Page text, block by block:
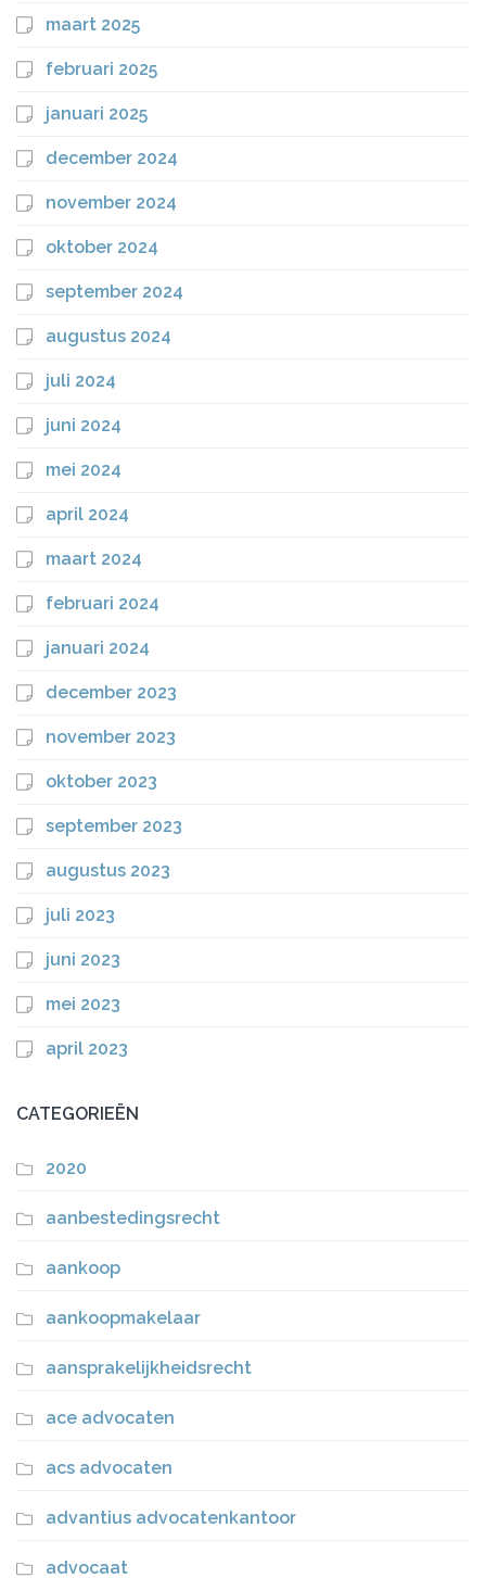
maart 2025
februari 2025
januari 2025
december 2024
november 2024
oktober 2024
september 2024
augustus 2024
juli 2024
juni 2024
mei 2024
april 2024
maart 2024
februari 2024
januari 2024
december 2023
november 2023
oktober 2023
september 2023
augustus 2023
juli 2023
juni 2023
mei 2023
april 2023
CATEGORIEËN
2020
aanbestedingsrecht
aankoop
aankoopmakelaar
aansprakelijkheidsrecht
ace advocaten
acs advocaten
advantius advocatenkantoor
advocaat